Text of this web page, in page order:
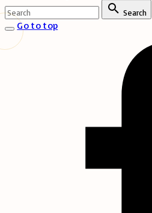
Search
Go to top